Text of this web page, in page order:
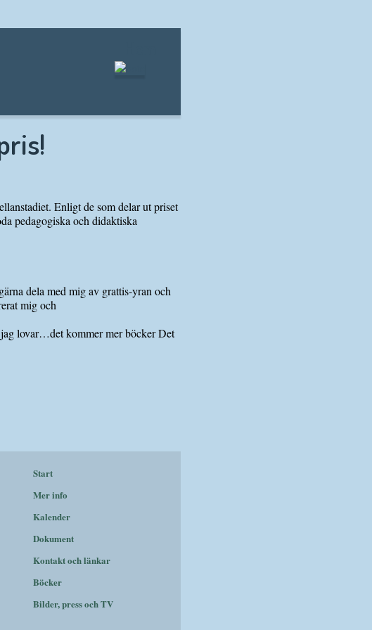
Enligt de som delar ut priset
pedagogiska och didaktiska
dela med mig av grattis-yran och
mig och
lovar…det kommer mer böcker Det
Start
Mer info
Kalender
Dokument
Kontakt och länkar
Böcker
Bilder, press och TV